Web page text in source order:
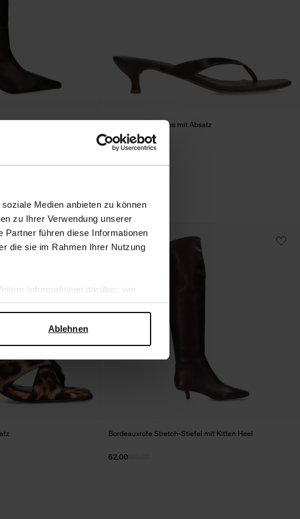
Medien anbieten zu können
zu Ihrer Verwendung unserer
Partner führen diese Informationen
die sie im Rahmen Ihrer Nutzung
Informationen darüber, wie
Sicherheit und zum
Ablehnen
Braune Leder-Mules mit Absatz
72.99
Bordeauxrote Stretch-Stiefel mit Kitten Heel
155.00
62.00